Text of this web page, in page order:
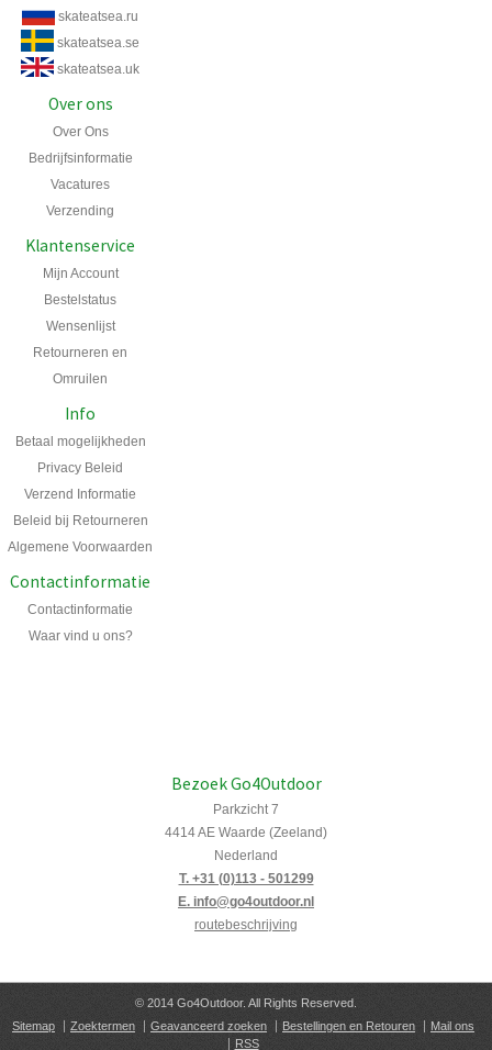
skateatsea.ru
skateatsea.se
skateatsea.uk
Over ons
Over Ons
Bedrijfsinformatie
Vacatures
Verzending
Klantenservice
Mijn Account
Bestelstatus
Wensenlijst
Retourneren en
Omruilen
Info
Betaal mogelijkheden
Privacy Beleid
Verzend Informatie
Beleid bij Retourneren
Algemene Voorwaarden
Contactinformatie
Contactinformatie
Waar vind u ons?
Bezoek Go4Outdoor
Parkzicht 7
4414 AE Waarde (Zeeland)
Nederland
T. +31 (0)113 - 501299
E. info@go4outdoor.nl
routebeschrijving
© 2014 Go4Outdoor. All Rights Reserved.
Sitemap
Zoektermen Geavanceerd zoeken Bestellingen en Retouren
Mail ons
RSS